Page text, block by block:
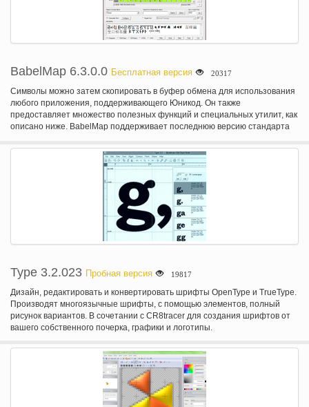
BabelMap 6.3.0.0 Бесплатная версия 20317
Символы можно затем скопировать в буфер обмена для использования
любого приложения, поддерживающего Юникод. Он также
предоставляет множество полезных функций и специальных утилит, как
описано ниже. BabelMap поддерживает последнюю версию стандарта
Type 3.2.023 Пробная версия 19817
Дизайн, редактировать и конвертировать шрифты OpenType и TrueType.
Производят многоязычные шрифты, с помощью элементов, полный
рисунок вариантов. В сочетании с CR8tracer для создания шрифтов от
вашего собственного почерка, графики и логотипы.